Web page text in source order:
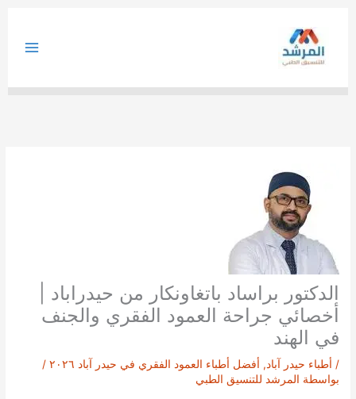
الدكتور براساد باتغاونكار من حيدراباد |
أخصائي جراحة العمود الفقري والجنف
في الهند
/ أطباء حيدر آباد, أفضل أطباء العمود الفقري في حيدر آباد ٢٠٢٦
/
بواسطة المرشد للتنسيق الطبي